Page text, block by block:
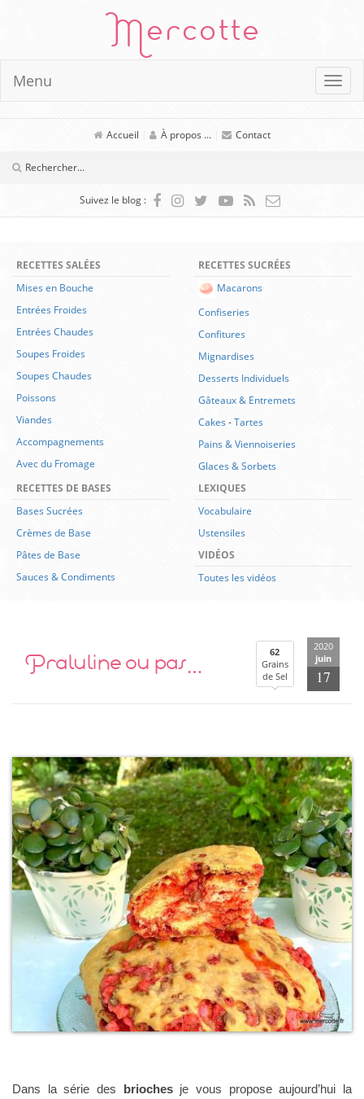
Mercotte
Menu
Accueil À propos ... Contact
Suivez le blog :
RECETTES SALÉES
Mises en Bouche
Entrées Froides
Entrées Chaudes
Soupes Froides
Soupes Chaudes
Poissons
Viandes
Accompagnements
Avec du Fromage
RECETTES SUCRÉES
Macarons
Confiseries
Confitures
Mignardises
Desserts Individuels
Gâteaux & Entremets
Cakes-Tartes
Pains & Viennoiseries
Glaces & Sorbets
RECETTES DE BASES
Bases Sucrées
Crèmes de Base
Pâtes de Base
Sauces & Condiments
LEXIQUES
Vocabulaire
Ustensiles
VIDÉOS
Toutes les vidéos
Praluline ou pas…
62
Grains
de Sel
2020
juin
17
Dans la série des briochesje vous propose aujourd’hui la